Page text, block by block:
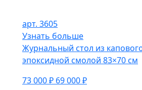
арт. 3605
Узнать больше
Журнальный стол из
эпоксидной смолой 83×70 см
73 000 ₽ 69 000 ₽